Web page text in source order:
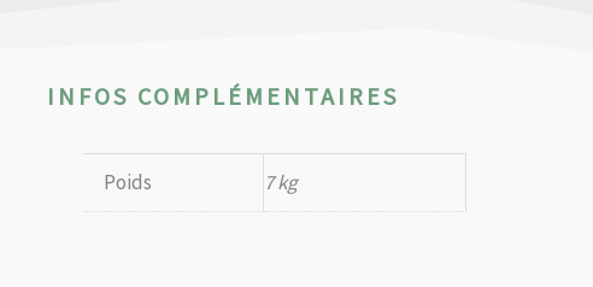
INFOS COMPLÉMENTAIRES
Poids 7 kg